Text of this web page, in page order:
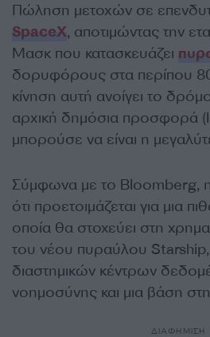
Πώληση μετοχών σε
SpaceX, αποτιμώντας την
Μασκ που κατασκευάζει
δορυφόρους στα περίπου
κίνηση αυτή ανοίγει το
αρχική δημόσια προσφορά
μπορούσε να είναι η
Σύμφωνα με το Bloomberg,
ότι προετοιμάζεται για μια
οποία θα στοχεύει στη
του νέου πυραύλου Starship,
διαστημικών κέντρων
νοημοσύνης και μια βάση
ΔΙΑΦΗΜΙΣΗ